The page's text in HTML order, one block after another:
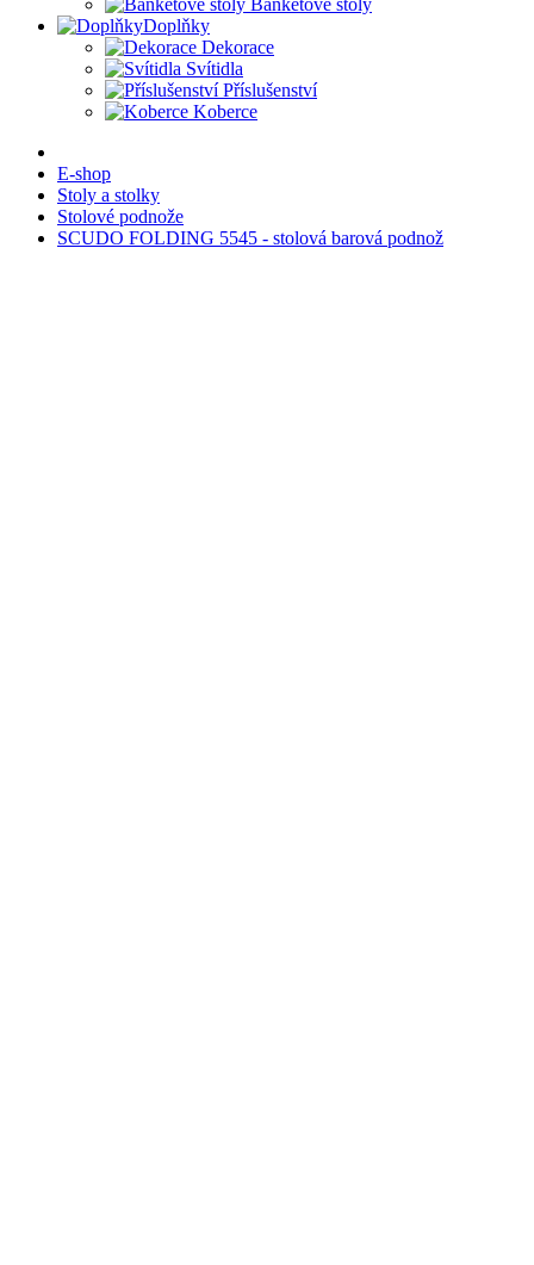
Banketové stoly
Doplňky
Dekorace
Svítidla
Příslušenství
Koberce
E-shop
Stoly a stolky
Stolové podnože
SCUDO FOLDING 5545 - stolová barová podnož